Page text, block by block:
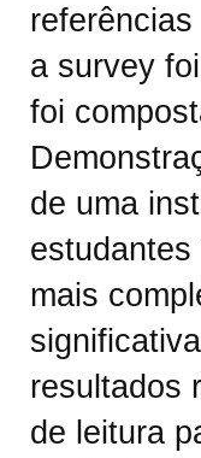
a survey
foi
de uma
mais
resultados
de leitura